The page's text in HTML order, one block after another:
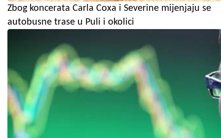
Zbog koncerata Carla Coxa i Severine mijenjaju se
autobusne trase u Puli i okolici